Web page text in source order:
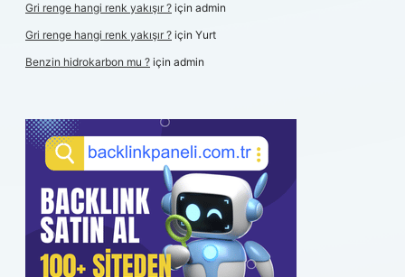
Gri renge hangi renk yakışır ? için admin
Gri renge hangi renk yakışır ? için Yurt
Benzin hidrokarbon mu ? için admin